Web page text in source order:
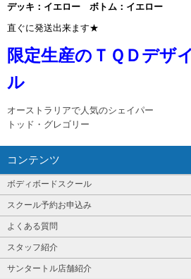
デッキ：イエロー ボトム：イエロー
直ぐに発送出来ます★
限定生産のＴＱＤデザ
ル
オーストラリアで人気のシェイパー
トッド・グレゴリー
コンテンツ
ボディボードスクール
スクール予約お申込み
よくある質問
スタッフ紹介
サンタートル店舗紹介